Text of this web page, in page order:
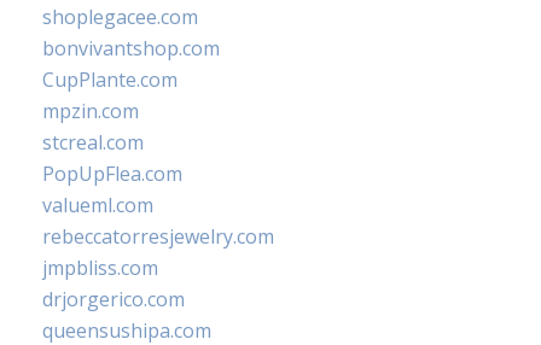
shoplegacee.com
bonvivantshop.com
CupPlante.com
mpzin.com
stcreal.com
PopUpFlea.com
valueml.com
rebeccatorresjewelry.com
jmpbliss.com
drjorgerico.com
queensushipa.com